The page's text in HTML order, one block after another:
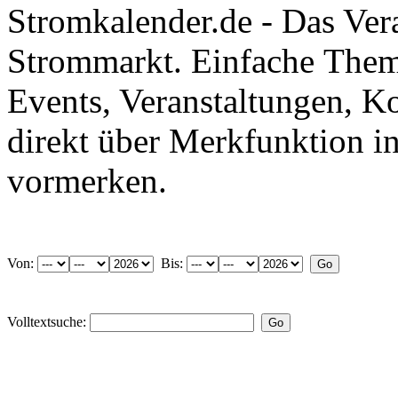
Stromkalender.de - Das
Strommarkt. Einfache
Events, Veranstaltungen,
direkt über Merkfunktion
vormerken.
Von: Bis:
Volltextsuche: